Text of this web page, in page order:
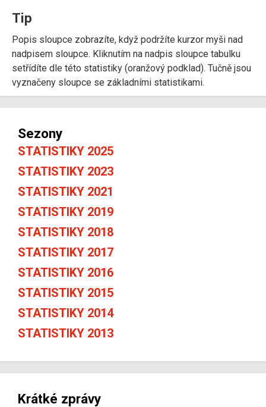
Tip
Popis sloupce zobrazíte, když podržíte kurzor myši nad
nadpisem sloupce. Kliknutím na nadpis sloupce tabulku
setřídíte dle této statistiky (oranžový podklad). Tučně jsou
vyznačeny sloupce se základními statistikami.
Sezony
STATISTIKY 2025
STATISTIKY 2023
STATISTIKY 2021
STATISTIKY 2019
STATISTIKY 2018
STATISTIKY 2017
STATISTIKY 2016
STATISTIKY 2015
STATISTIKY 2014
STATISTIKY 2013
Krátké zprávy